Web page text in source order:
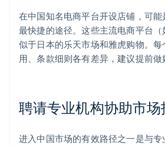
在中国知名电商平台开设店铺，可
最快捷的途径。这些主流电商平台
似于日本的乐天市场和雅虎购物。
用、条款细则各有差异，建议提前做
聘请专业机构协助市场
进入中国市场的有效路径之一是与